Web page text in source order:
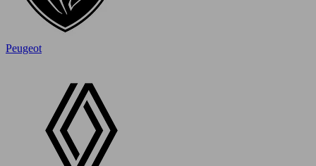
Peugeot